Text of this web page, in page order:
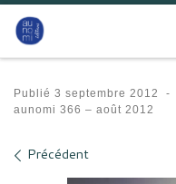
Passer au contenu
Publié 3 septembre 2012 -
aunomi 366 – août 2012
Navigation des images
Précédent